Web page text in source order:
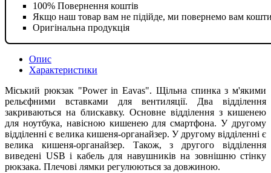
100% Повернення коштів
Якщо наш товар вам не підійде, ми повернемо вам
Оригінальна продукція
Опис
Характеристики
Міський рюкзак "Power in Eavas". Щільна спинка з м'якими
рельєфними вставками для вентиляції. Два відділення
закриваються на блискавку. Основне відділення з кишенею
для ноутбука, навісною кишенею для смартфона. У другому
відділенні є велика кишеня-органайзер. У другому відділенні є
велика кишеня-органайзер. Також, з другого відділення
виведені USB і кабель для навушників на зовнішню стінку
рюкзака. Плечові лямки регулюються за довжиною.